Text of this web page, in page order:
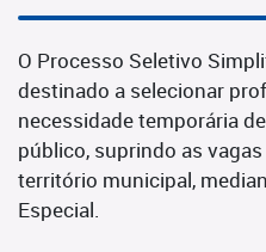
O Processo Seletivo
destinado a selecionar
necessidade temporária
público, suprindo as
território municipal,
Especial.